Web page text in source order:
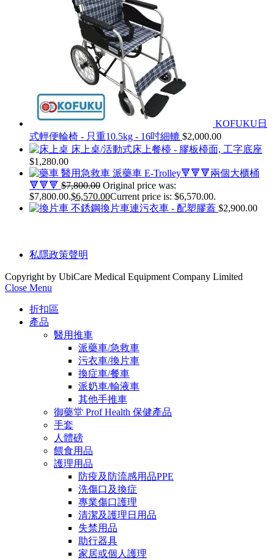
KOFUKU日
式輕便輪椅 - 只重10.5kg - 16吋細轆 $2,000.00
床上桌/活動式床上餐檯 - 膠板檯面, 工字底座
$1,280.00
醫用急救車 派藥車 E-Trolley🔻🔻🔻兩個大櫃桶
🔻🔻🔻 $7,800.00 Original price was:
$7,800.00.$6,570.00Current price is: $6,570.00.
不銹鋼換片車連污衣車 - 配塑膠蓋 $2,900.00
私隱政策聲明
Copyright by UbiCare Medical Equipment Company Limited
Close Menu
折扣區
產品
醫用推車
派藥車/急救車
污衣車/換片車
換症車/餐車
派奶車/輸液車
其他手推車
御藥堂 Prof Health 保健產品
手套
人體磅
餵食用品
護理用品
防疫及防流感用品PPE
洗傷口及換症
專業傷口護理
清潔及護理日用品
失禁用品
助行器具
家居或個人護理